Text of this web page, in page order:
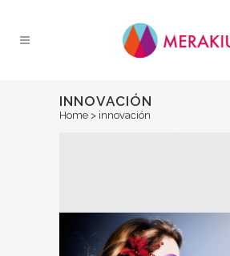
INNOVACIÓN
Home > innovación